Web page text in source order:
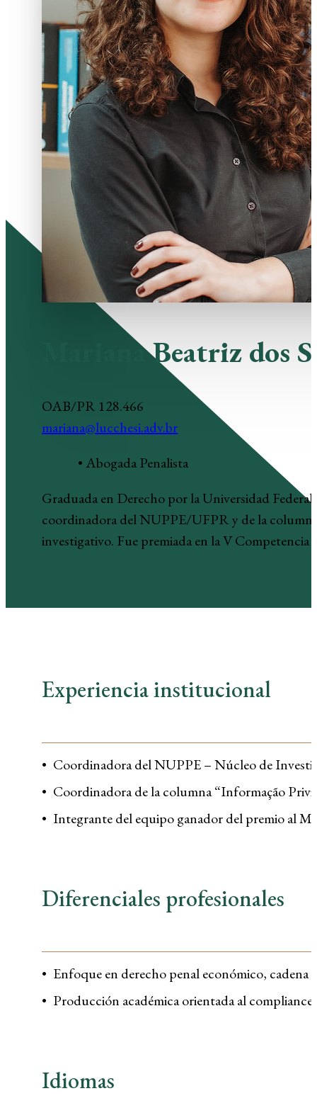
Mariana Beatriz dos
OAB/PR 128.466
mariana@lucchesi.adv.br
• Abogada Penalista
Graduada en Derecho por la Universidad
coordinadora del NUPPE/UFPR y de la
investigativo. Fue premiada en la V
Experiencia institucional
Coordinadora del NUPPE – Núcleo de
Coordinadora de la columna “Informação
Integrante del equipo ganador del premio al
Diferenciales profesionales
Enfoque en derecho penal económico, cadena
Producción académica orientada al
Idiomas